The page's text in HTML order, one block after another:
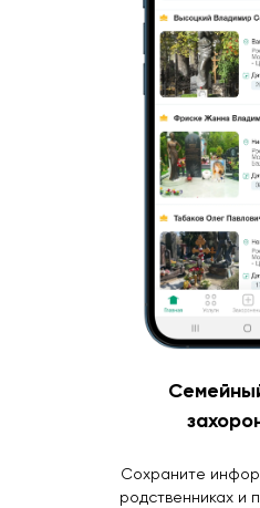
Сохраните
родственниках и